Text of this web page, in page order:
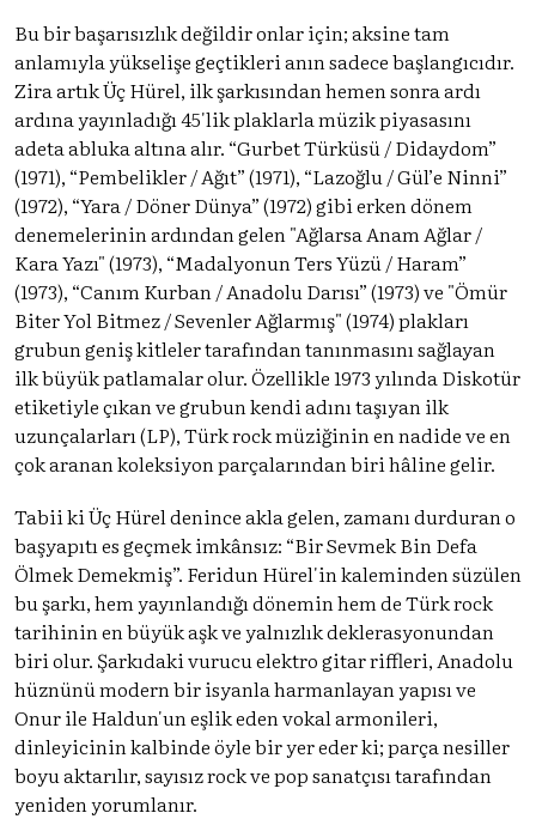
Bu bir başarısızlık değildir onlar için; aksine tam
anlamıyla yükselişe geçtikleri anın sadece başlangıcıdır.
Zira artık Üç Hürel, ilk şarkısından hemen sonra ardı
ardına yayınladığı 45'lik plaklarla müzik piyasasını
adeta abluka altına alır. “Gurbet Türküsü / Didaydom”
(1971), “Pembelikler / Ağıt” (1971), “Lazoğlu / Gül’e Ninni”
(1972), “Yara / Döner Dünya” (1972) gibi erken dönem
denemelerinin ardından gelen "Ağlarsa Anam Ağlar /
Kara Yazı" (1973), “Madalyonun Ters Yüzü / Haram”
(1973), “Canım Kurban / Anadolu Darısı” (1973) ve "Ömür
Biter Yol Bitmez / Sevenler Ağlarmış" (1974) plakları
grubun geniş kitleler tarafından tanınmasını sağlayan
ilk büyük patlamalar olur. Özellikle 1973 yılında Diskotür
etiketiyle çıkan ve grubun kendi adını taşıyan ilk
uzunçalarları (LP), Türk rock müziğinin en nadide ve en
çok aranan koleksiyon parçalarından biri hâline gelir.
Tabii ki Üç Hürel denince akla gelen, zamanı durduran o
başyapıtı es geçmek imkânsız: “Bir Sevmek Bin Defa
Ölmek Demekmiş”. Feridun Hürel'in kaleminden süzülen
bu şarkı, hem yayınlandığı dönemin hem de Türk rock
tarihinin en büyük aşk ve yalnızlık deklerasyonundan
biri olur. Şarkıdaki vurucu elektro gitar riffleri, Anadolu
hüznünü modern bir isyanla harmanlayan yapısı ve
Onur ile Haldun'un eşlik eden vokal armonileri,
dinleyicinin kalbinde öyle bir yer eder ki; parça nesiller
boyu aktarılır, sayısız rock ve pop sanatçısı tarafından
yeniden yorumlanır.